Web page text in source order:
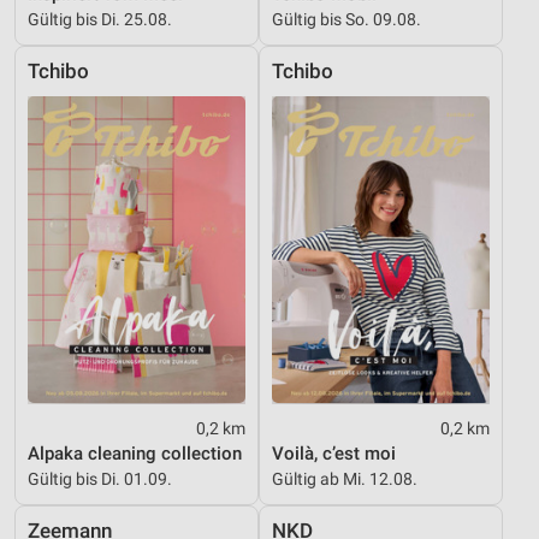
Gültig bis Di. 25.08. Gültig bis So. 09.08.
Tchibo
0,2 km
Alpaka cleaning collection
Gültig bis Di. 01.09.
Tchibo
0,2 km
Voilà, c’est moi
Gültig ab Mi. 12.08.
Zeemann NKD
von Inhalten
Verwendung von Profilen zur Auswahl
Messung der Werbeleistung
Messung der Performance von Inhalten
Analyse von Zielgruppen durch Statistiken oder
Kombinationen von Daten aus verschiedenen
Quellen
Entwicklung und Verbesserung der Angebote
Verwendung reduzierter Daten zur Auswahl von
Inhalten
Verwendung genauer Standortdaten
Geräte anhand von aktiv angeforderten